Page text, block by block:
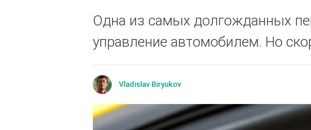
Одна из самых долгожданных
управление автомобилем. Но
Vladislav Biryukov